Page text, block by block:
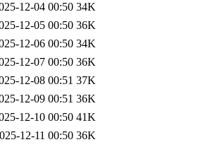
12-04 00:50 34K
12-05 00:50 36K
12-06 00:50 34K
12-07 00:50 36K
12-08 00:51 37K
12-09 00:51 36K
12-10 00:50 41K
12-11 00:50 36K